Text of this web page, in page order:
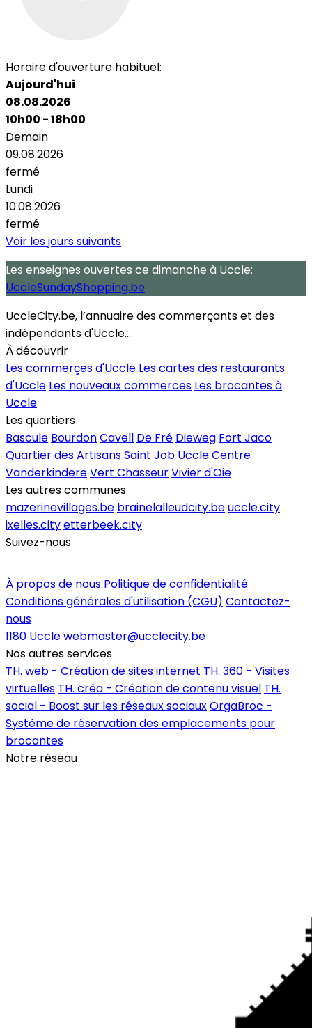
Horaire d'ouverture habituel:
Aujourd'hui
08.08.2026
10h00 - 18h00
Demain
09.08.2026
fermé
Lundi
10.08.2026
fermé
Voir les jours suivants
Les enseignes ouvertes ce dimanche à Uccle:
UccleSundayShopping.be
UccleCity.be, l’annuaire des commerçants et des
indépendants d'Uccle...
À découvrir
Les commerçes d'Uccle Les cartes des restaurants
d'Uccle Les nouveaux commerces Les brocantes à
Uccle
Les quartiers
Bascule BourdonCavell De Fré Dieweg Fort Jaco
Quartier des ArtisansSaint Job Uccle Centre
VanderkindereVert ChasseurVivier d'Oie
Les autres communes
mazerinevillages.be brainelalleudcity.beuccle.city
ixelles.cityetterbeek.city
Suivez-nous
À propos de nous Politique de confidentialité
Conditions générales d'utilisation (CGU) Contactez-
nous
1180 Ucclewebmaster@ucclecity.be
Nos autres services
TH. web - Création de sites internet TH. 360 - Visites
virtuelles TH. créa - Création de contenu visuel TH.
social - Boost sur les réseaux sociauxOrgaBroc -
Système de réservation des emplacements pour
brocantes
Notre réseau